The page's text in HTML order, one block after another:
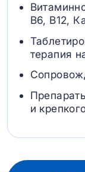
B6, В12,
терапия
и